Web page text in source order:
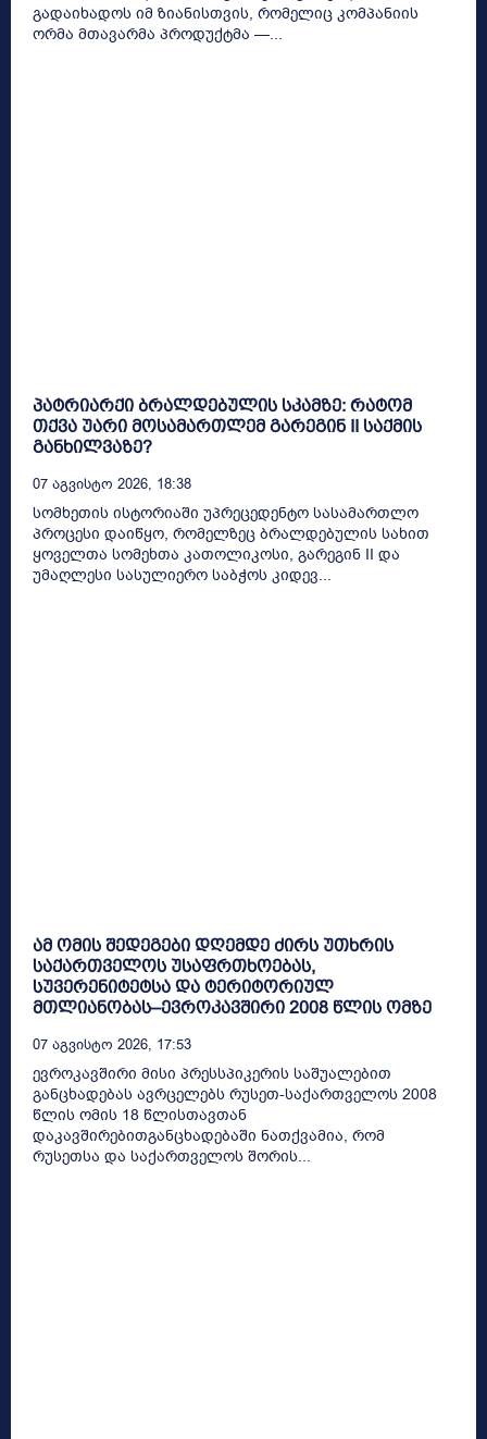
გადაიხადოს იმ ზიანისთვის, რომელიც კომპანიის
ორმა მთავარმა პროდუქტმა —...
პატრიარქი ბრალდებულის სკამზე: რატომ
თქვა უარი მოსამართლემ გარეგინ II საქმის
განხილვაზე?
07 Აგვისტო 2026, 18:38
სომხეთის ისტორიაში უპრეცედენტო სასამართლო
პროცესი დაიწყო, რომელზეც ბრალდებულის სახით
ყოველთა სომეხთა კათოლიკოსი, გარეგინ II და
უმაღლესი სასულიერო საბჭოს კიდევ...
ამ ომის შედეგები დღემდე ძირს უთხრის
საქართველოს უსაფრთხოებას,
სუვერენიტეტსა და ტერიტორიულ
მთლიანობას–ევროკავშირი 2008 წლის ომზე
07 Აგვისტო 2026, 17:53
ევროკავშირი მისი პრესსპიკერის საშუალებით
განცხადებას ავრცელებს რუსეთ-საქართველოს 2008
წლის ომის 18 წლისთავთან
დაკავშირებითგანცხადებაში ნათქვამია, რომ
რუსეთსა და საქართველოს შორის...